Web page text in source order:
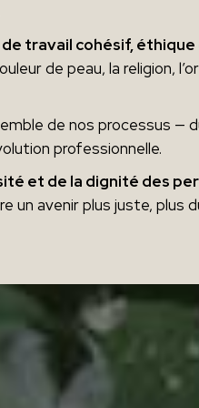
travail cohésif,
de peau, la religion,
de nos processus
professionnelle.
et de la dignité des
un avenir plus juste,